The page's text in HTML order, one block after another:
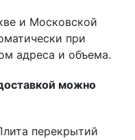
и Московской
при
адреса и объема.
можно
перекрытий